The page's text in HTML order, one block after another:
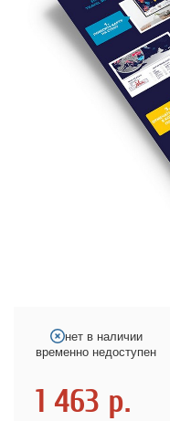
нет в наличии
временно недоступен
1 463 р.